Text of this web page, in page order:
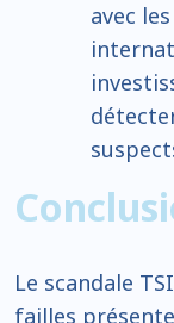
avec
Le scandale
failles